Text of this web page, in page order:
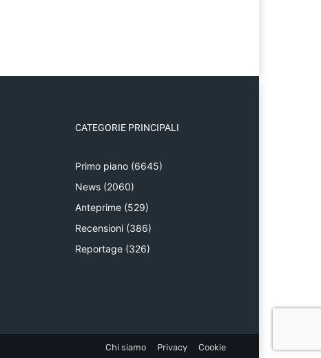
CATEGORIE PRINCIPALI
Primo piano (6645)
News (2060)
Anteprime (529)
Recensioni (386)
Reportage (326)
Chi siamo Privacy Cookie